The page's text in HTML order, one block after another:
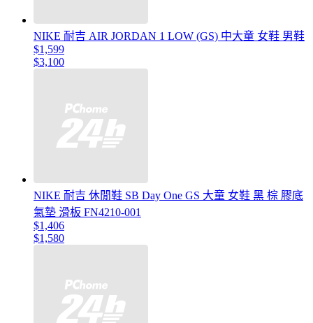
NIKE 耐吉 AIR JORDAN 1 LOW (GS) 中大童 女鞋 男鞋
$1,599
$3,100
NIKE 耐吉 休閒鞋 SB Day One GS 大童 女鞋 黑 棕 膠底
氣墊 滑板 FN4210-001
$1,406
$1,580